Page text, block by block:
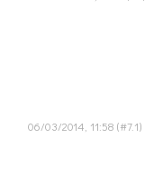
06/03/2014, 11:58